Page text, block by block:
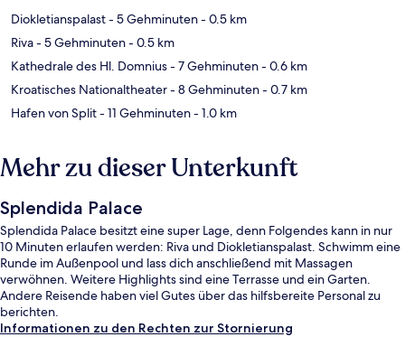
Diokletianspalast- 5 Gehminuten- 0.5 km
Riva- 5 Gehminuten- 0.5 km
Kathedrale des Hl. Domnius- 7 Gehminuten- 0.6 km
Kroatisches Nationaltheater- 8 Gehminuten- 0.7 km
Hafen von Split- 11 Gehminuten- 1.0 km
Mehr zu dieser Unterkunft
Splendida Palace
Splendida Palace besitzt eine super Lage, denn Folgendes kann in nur
10 Minuten erlaufen werden: Riva und Diokletianspalast. Schwimm eine
Runde im Außenpool und lass dich anschließend mit Massagen
verwöhnen. Weitere Highlights sind eine Terrasse und ein Garten.
Andere Reisende haben viel Gutes über das hilfsbereite Personal zu
berichten.
Informationen zu den Rechten zur Stornierung